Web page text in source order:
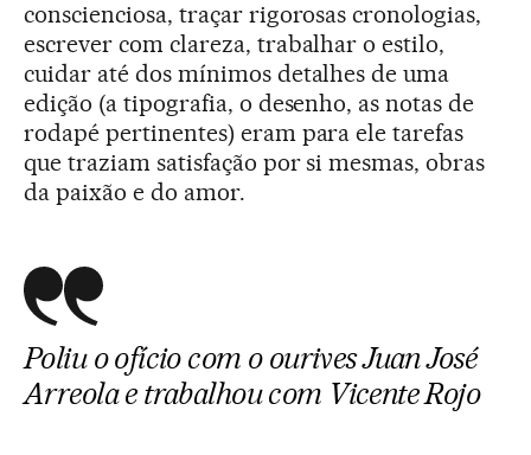
conscienciosa, traçar rigorosas cronologias,
escrever com clareza, trabalhar o estilo,
cuidar até dos mínimos detalhes de uma
edição (a tipografia, o desenho, as notas de
rodapé pertinentes) eram para ele tarefas
que traziam satisfação por si mesmas, obras
da paixão e do amor.
Poliu o ofício com o ourives Juan José
Arreola e trabalhou com Vicente Rojo